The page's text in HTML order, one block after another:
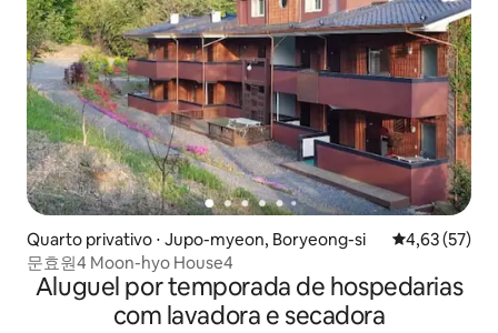
Quarto privativo ⋅ Jupo-myeon, Boryeong-si 4,63 de uma
4,63 (57)
문효원4 Moon-hyo House4
Aluguel por temporada de hospedarias
com lavadora e secadora